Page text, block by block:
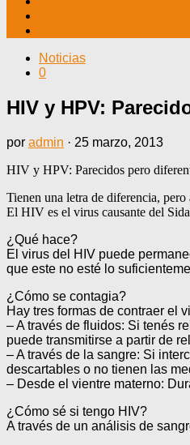
Noticias
0
HIV y HPV:
por admin · 25 marzo, 2013
HIV y HPV: Parecidos pero
Tienen una letra de diferencia, pero
El HIV es el virus causante del
¿Qué hace?
El virus del HIV puede
que este no esté lo
¿Cómo se contagia?
Hay tres formas de contraer el
– A través de fluidos: Si tenés
puede transmitirse a partir de
– A través de la sangre: Si
descartables o no tienen las
– Desde el vientre materno:
¿Cómo sé si tengo HIV?
A través de un análisis de